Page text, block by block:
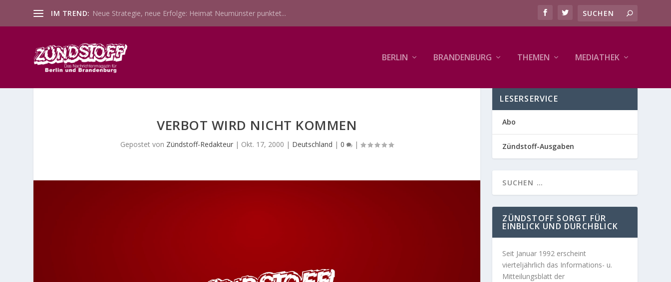
IM TREND: Neue Strategie, neue Erfolge: Heimat Neumünster punktet...
BERLIN BRANDENBURG THEMEN MEDIATHEK
VERBOT WIRD NICHT KOMMEN
Gepostet von Zündstoff-Redakteur | Okt. 17, 2000 | Deutschland |0 |
LESERSERVICE
Abo
Zündstoff-Ausgaben
ZÜNDSTOFF SORGT FÜR
EINBLICK UND DURCHBLICK
Seit Januar 1992 erscheint
vierteljährlich das Informations- u.
Mitteilungsblatt der